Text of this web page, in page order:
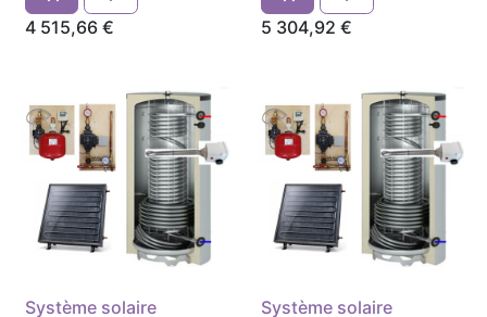
4 515,66 € 5 304,92 €
Système solaire
Système solaire